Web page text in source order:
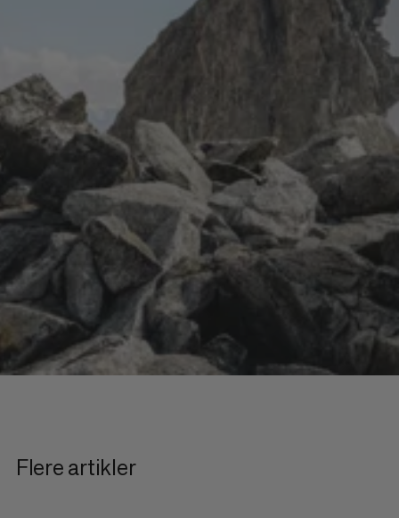
Flere artikler